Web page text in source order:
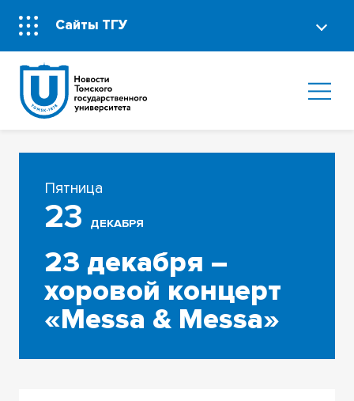
Сайты ТГУ
Пятница
23 ДЕКАБРЯ
23 декабря –
хоровой концерт
«Messa & Messa»